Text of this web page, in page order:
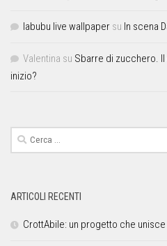
labubu live wallpaper su In scena
Valentina su Sbarre di zucchero. Il
inizio?
ARTICOLI RECENTI
CrottAbile: un progetto che